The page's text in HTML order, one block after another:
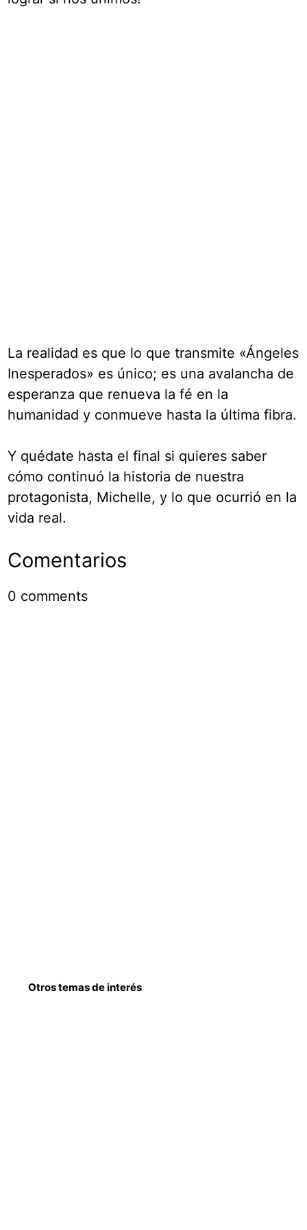
La realidad es que lo que transmite «Ángeles
Inesperados» es único; es una avalancha de
esperanza que renueva la fé en la
humanidad y conmueve hasta la última fibra.
Y quédate hasta el final si quieres saber
cómo continuó la historia de nuestra
protagonista, Michelle, y lo que ocurrió en la
vida real.
Comentarios
0 comments
Otros temas de interés